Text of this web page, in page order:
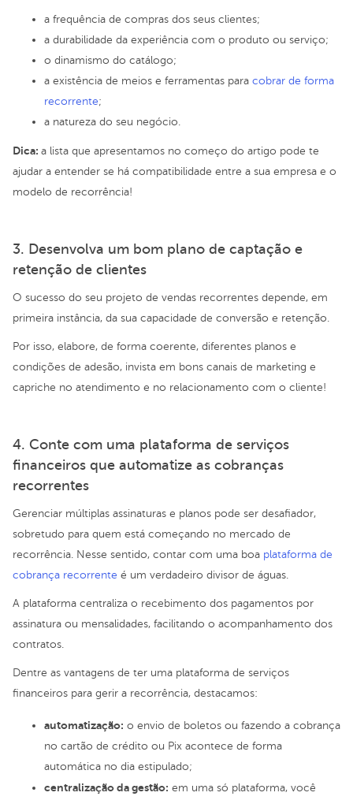
a frequência de compras dos seus clientes;
a durabilidade da experiência com o produto ou serviço;
o dinamismo do catálogo;
a existência de meios e ferramentas para cobrar de forma
recorrente;
a natureza do seu negócio.
Dica: a lista que apresentamos no começo do artigo pode te
ajudar a entender se há compatibilidade entre a sua empresa e o
modelo de recorrência!
3. Desenvolva um bom plano de captação e
retenção de clientes
O sucesso do seu projeto de vendas recorrentes depende, em
primeira instância, da sua capacidade de conversão e retenção.
Por isso, elabore, de forma coerente, diferentes planos e
condições de adesão, invista em bons canais de marketing e
capriche no atendimento e no relacionamento com o cliente!
4. Conte com uma plataforma de serviços
financeiros que automatize as cobranças
recorrentes
Gerenciar múltiplas assinaturas e planos pode ser desafiador,
sobretudo para quem está começando no mercado de
recorrência. Nesse sentido, contar com uma boa plataforma de
cobrança recorrente é um verdadeiro divisor de águas.
A plataforma centraliza o recebimento dos pagamentos por
assinatura ou mensalidades, facilitando o acompanhamento dos
contratos.
Dentre as vantagens de ter uma plataforma de serviços
financeiros para gerir a recorrência, destacamos:
automatização: o envio de boletos ou fazendo a cobrança
no cartão de crédito ou Pix acontece de forma
automática no dia estipulado;
centralização da gestão: em uma só plataforma, você